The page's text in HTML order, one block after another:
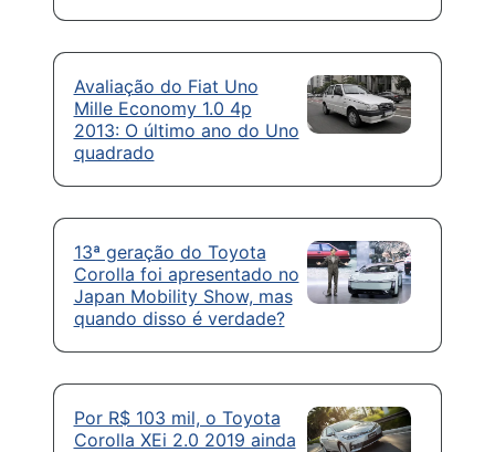
Avaliação do Fiat Uno
Mille Economy 1.0 4p
2013: O último ano do Uno
quadrado
13ª geração do Toyota
Corolla foi apresentado no
Japan Mobility Show, mas
quando disso é verdade?
Por R$ 103 mil, o Toyota
Corolla XEi 2.0 2019 ainda